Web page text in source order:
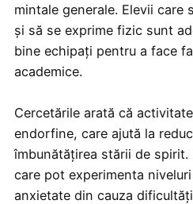
mintale generale. Elevii care
și să se exprime fizic sunt
bine echipați pentru a face
academice.
Cercetările arată că
endorfine, care ajută la
îmbunătățirea stării de spirit.
care pot experimenta
anxietate din cauza